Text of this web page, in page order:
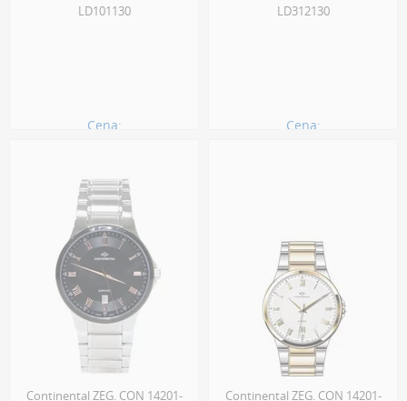
LD101130
Cena:
LD312130
Cena:
Continental ZEG. CON 14201- Continental ZEG. CON 14201-